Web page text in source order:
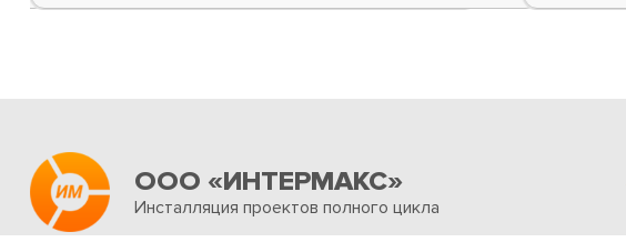
ООО «ИНТЕРМАКС»
Инсталляция проектов полного цикла